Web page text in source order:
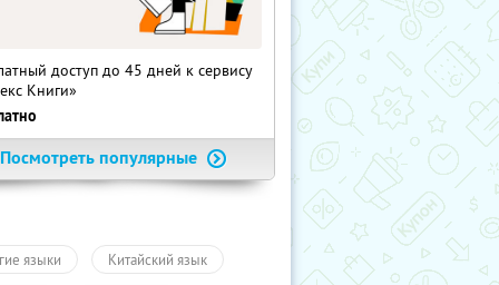
доступ до 45 дней к сервису
Книги»
Посмотреть популярные
языки Китайский язык